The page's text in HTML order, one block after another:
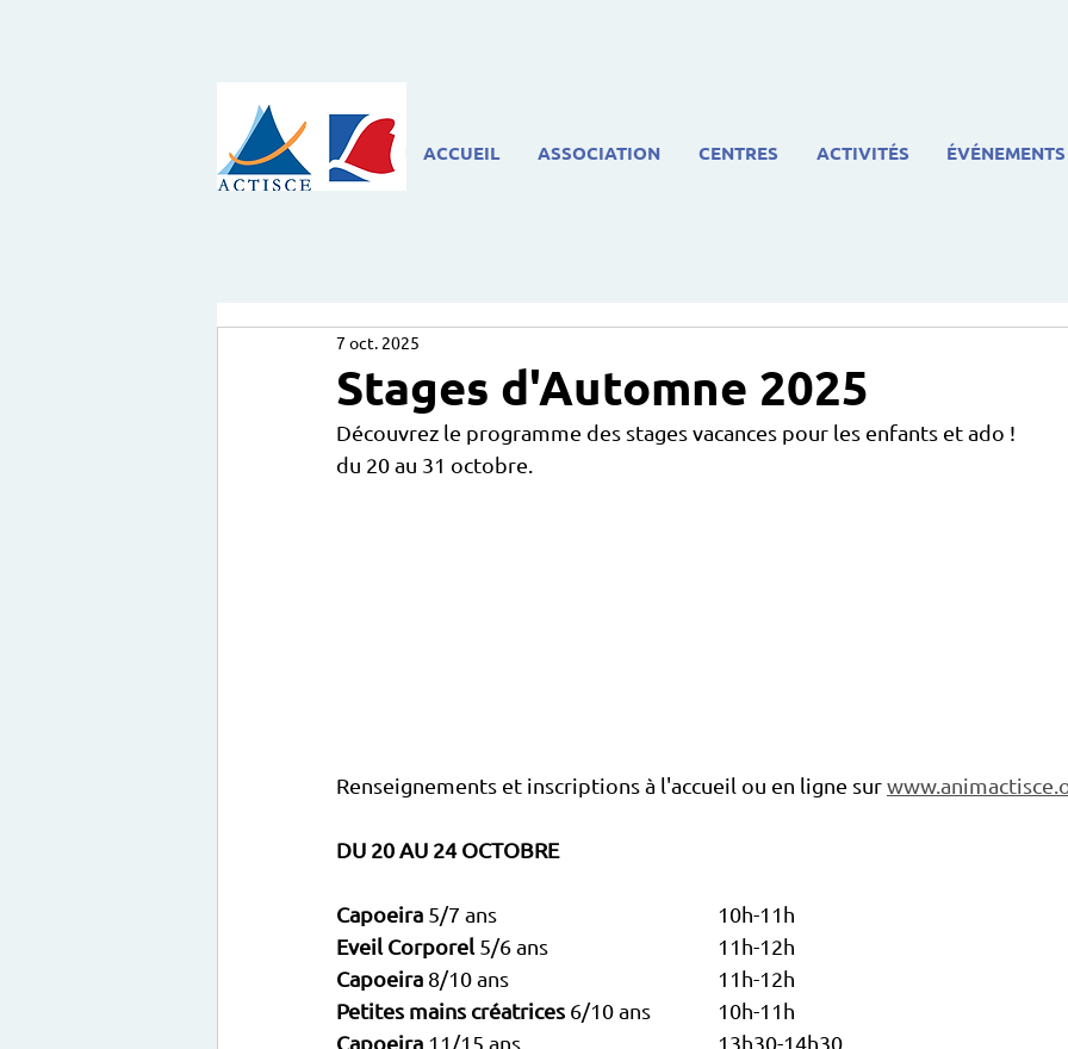
ACCUEIL ASSOCIATION CENTRES ACTIVITÉS ÉVÉNEMENTS
Stages d'Automne 2025
7 oct. 2025
Découvrez le programme des stages vacances pour les enfants et ado !
du 20 au 31 octobre.
Renseignements et inscriptions à l'accueil ou en ligne sur
DU 20 AU 24 OCTOBRE
Capoeira
5/7 ans 					10h-11h
Eveil Corporel
5/6 ans 				11h-12h
Capoeira
8/10 ans 					11h-12h
Petites mains créatrices
6/10 ans 		10h-11h
Capoeira
11/15 ans 				13h30-14h30